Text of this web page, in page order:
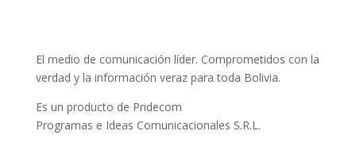
El medio de comunicación líder. Comprometidos con la
verdad y la información veraz para toda Bolivia.
Es un producto de Pridecom
Programas e Ideas Comunicacionales S.R.L.